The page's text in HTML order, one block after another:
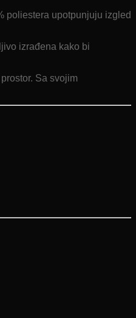
poliestera upotpunjuju izgled
izrađena kako bi
Sa svojim